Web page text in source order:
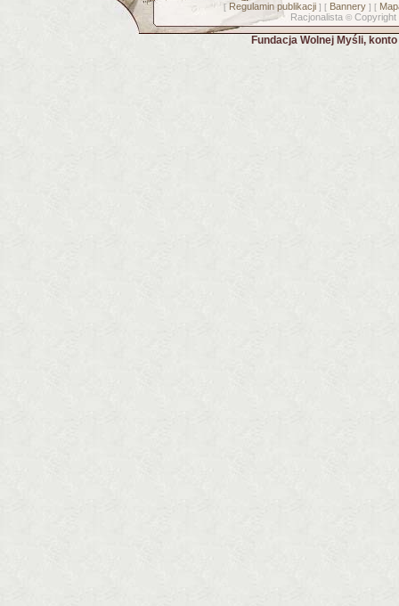
[ Regulamin publikacji] [ Bannery] [
Racjonalista © Copyright
Fundacja Wolnej Myśli,